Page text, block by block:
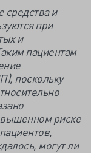
средства и
при
и
пациентам
поскольку
риске
могут ли